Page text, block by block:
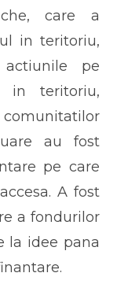
care a
in teritoriu,
actiunile pe
in teritoriu,
au fost
pe care
A fost
a fondurilor
la idee pana